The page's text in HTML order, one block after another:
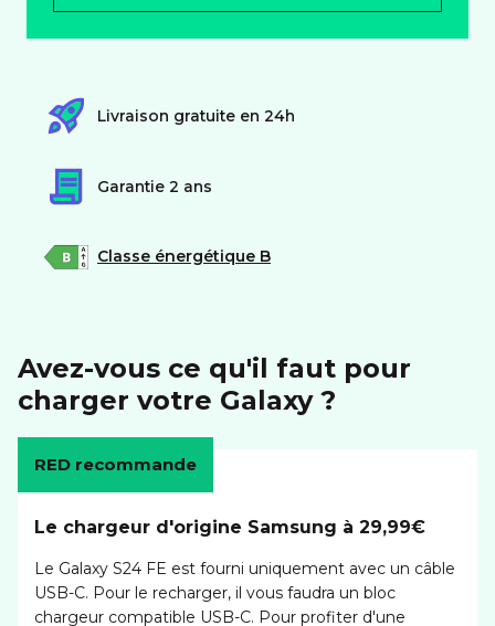
Livraison gratuite en 24h
Garantie 2 ans
Classe énergétique B
Avez-vous ce qu'il faut pour
charger votre Galaxy ?
RED recommande
Le chargeur d'origine Samsung à 29,99€
Le Galaxy S24 FE est fourni uniquement avec un câble
USB-C. Pour le recharger, il vous faudra un bloc
chargeur compatible USB-C. Pour profiter d'une